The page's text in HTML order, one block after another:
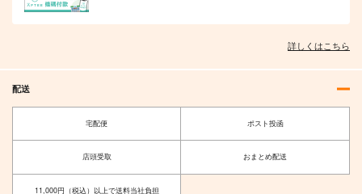
Lun Lun Roo
専売
転光石を全力投球
472 （税込）
東京放課後サモナーズ
主４
オールキャラ
詳しくはこちら
配送
宅配便 ポスト投函
店頭受取 おまとめ配送
11,000円（税込）以上で送料当社負担